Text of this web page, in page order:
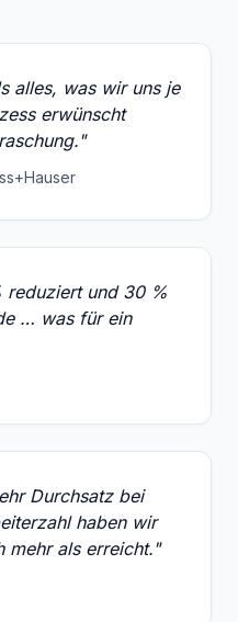
alles, was wir uns je
erwünscht
reduziert und 30 %
… was für ein
Durchsatz bei
haben wir
mehr als erreicht."